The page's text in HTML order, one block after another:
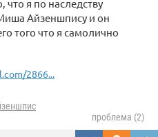
я по наследству
Айзеншпису и он
того что я самолично
2866...
проблема (2)